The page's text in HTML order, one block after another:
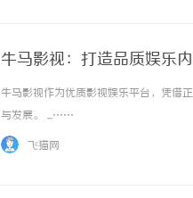
牛马影视：打造品质娱乐
牛马影视作为优质影视娱乐平台，凭借
与发展。 ...……
飞猫网